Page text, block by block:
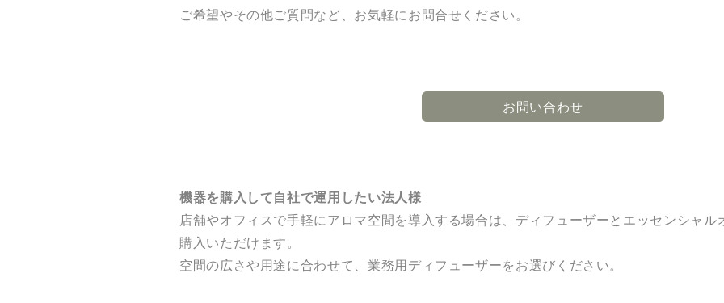
ご希望やその他ご質問など、お気軽にお問合せください。
お問い合わせ
機器を購入して自社で運用したい法人様
店舗やオフィスで手軽にアロマ空間を導入する場合は、ディフューザーとエッセンシャル
購入いただけます。
空間の広さや用途に合わせて、業務用ディフューザーをお選びください。